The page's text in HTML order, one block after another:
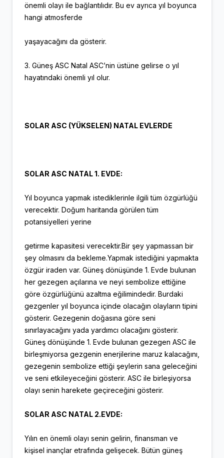
önemli olayı ile bağlantılıdır. Bu ev ayrıca yıl boyunca
hangi atmosferde
yaşayacağını da gösterir.
3. Güneş ASC Natal ASC’nin üstüne gelirse o yıl
hayatındaki önemli yıl olur.
SOLAR ASC (YÜKSELEN) NATAL EVLERDE
SOLAR ASC NATAL 1. EVDE:
Yıl boyunca yapmak istediklerinle ilgili tüm özgürlüğü
verecektir. Doğum haritanda görülen tüm
potansiyelleri yerine
getirme kapasitesi verecektir.Bir şey yapmassan bir
şey olmasını da bekleme.Yapmak istediğini yapmakta
özgür iraden var. Güneş dönüşünde 1. Evde bulunan
her gezegen açılarına ve neyi sembolize ettiğine
göre özgürlüğünü azaltma eğilimindedir. Burdaki
gezgenler yıl boyunca içinde olacağın olayların tipini
gösterir. Gezegenin doğasına göre seni
sınırlayacağını yada yardımcı olacağını gösterir.
Güneş dönüşünde 1. Evde bulunan gezegen ASC ile
birleşmiyorsa gezgenin enerjilerine maruz kalacağını,
gezegenin sembolize ettiği şeylerin sana geleceğini
ve seni etkileyeceğini gösterir. ASC ile birleşiyorsa
olayı senin harekete geçireceğini gösterir.
SOLAR ASC NATAL 2.EVDE:
Yılın en önemli olayı senin gelirin, finansman ve
kişisel inançlar etrafında gelişecek. Bütün güneş